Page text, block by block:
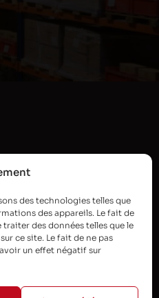
des technologies telles que
des appareils. Le fait de
des données telles que le
ce site. Le fait de ne pas
un effet négatif sur